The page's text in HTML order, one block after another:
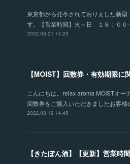
東京都から発令されておりました新
す。【営業時間】火～日 １８：００
2022.03.21 14:20
【MOIST】回数券・有効期限に
こんにちは。relax aroma MOISTオ
回数券をご購入いただきましたお客
2022.03.19 14:45
【きたぽん酒】【更新】営業時